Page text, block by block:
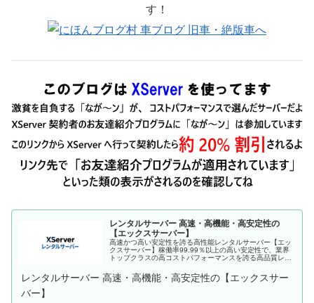
す！
レンタルサーバー 高速・高機能・高安定性の
【エックスサーバー】
高速かつ高い安定性を誇る高性能レンタルサーバー【エッ
クスサーバー】稼働率99.99％以上の高い安定性で、業界
トップクラスの高コストパフォーマンスを誇る高品質レン
無料お試し10日間。
レンタルサーバー 高速・高機能・高安定性の【エックスサー
バー】